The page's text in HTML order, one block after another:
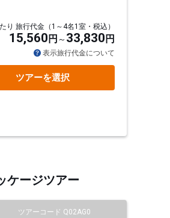
り 旅行代金（1～4名1室・税込）
15,560 円 33,830 円
表示旅行代金について
ツアーを選択
ケージツアー
ツアーコード Q02AG0